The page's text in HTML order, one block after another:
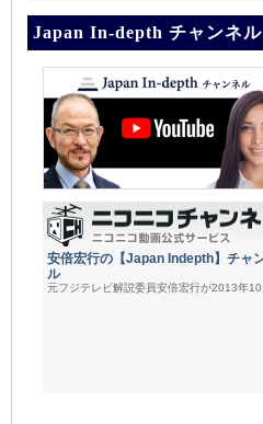
Japan In-depth チャンネル